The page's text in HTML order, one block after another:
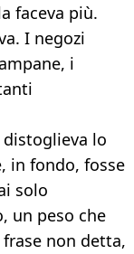
faceva più.
I negozi
i
lo
in fondo, fosse
solo
un peso che
non detta,